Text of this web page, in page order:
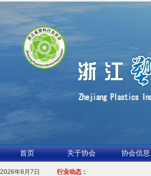
首页 关于协会 协会信息
2026年8月7日 行业动态：
1.聚力产业链 共启新征程